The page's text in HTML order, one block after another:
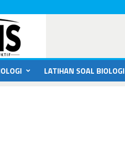
LATIHAN SOAL BIOLOGI